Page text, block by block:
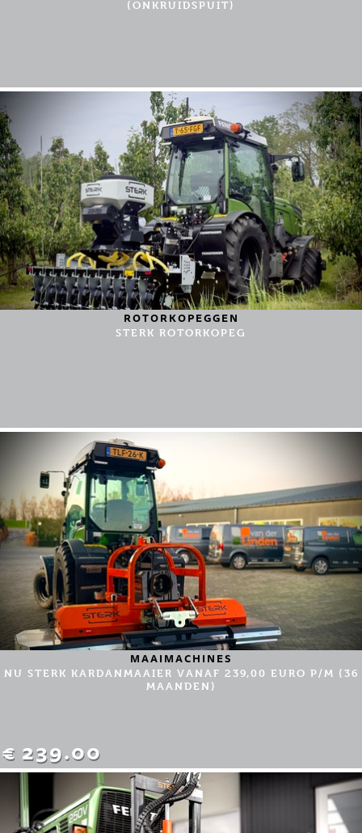
(ONKRUIDSPUIT)
ROTORKOPEGGEN
STERK ROTORKOPEG
MAAIMACHINES
NU STERK KARDANMAAIER VANAF 239,00 EURO P/M (36
MAANDEN)
€ 239.00